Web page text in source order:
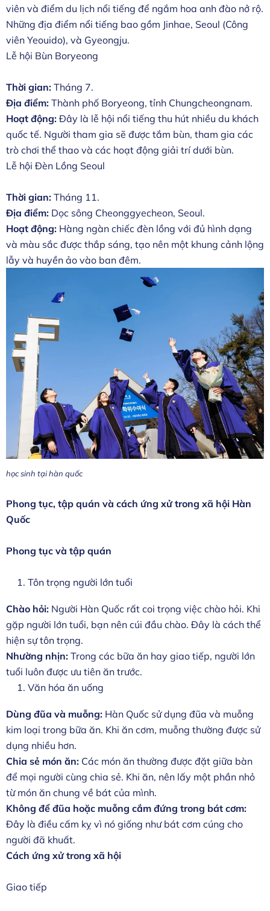
viên và điểm du lịch nổi tiếng để ngắm hoa anh đào nở rộ.
Những địa điểm nổi tiếng bao gồm Jinhae, Seoul (Công
viên Yeouido), và Gyeongju.
Lễ hội Bùn Boryeong
Thời gian: Tháng 7.
Địa điểm: Thành phố Boryeong, tỉnh Chungcheongnam.
Hoạt động: Đây là lễ hội nổi tiếng thu hút nhiều du khách
quốc tế. Người tham gia sẽ được tắm bùn, tham gia các
trò chơi thể thao và các hoạt động giải trí dưới bùn.
Lễ hội Đèn Lồng Seoul
Thời gian: Tháng 11.
Địa điểm: Dọc sông Cheonggyecheon, Seoul.
Hoạt động: Hàng ngàn chiếc đèn lồng với đủ hình dạng
và màu sắc được thắp sáng, tạo nên một khung cảnh lộng
lẫy và huyền ảo vào ban đêm.
học sinh tại hàn quốc
Phong tục, tập quán và cách ứng xử trong xã hội Hàn
Quốc
Phong tục và tập quán
Tôn trọng người lớn tuổi
Chào hỏi: Người Hàn Quốc rất coi trọng việc chào hỏi. Khi
gặp người lớn tuổi, bạn nên cúi đầu chào. Đây là cách thể
hiện sự tôn trọng.
Nhường nhịn: Trong các bữa ăn hay giao tiếp, người lớn
tuổi luôn được ưu tiên ăn trước.
Văn hóa ăn uống
Dùng đũa và muỗng: Hàn Quốc sử dụng đũa và muỗng
kim loại trong bữa ăn. Khi ăn cơm, muỗng thường được sử
dụng nhiều hơn.
Chia sẻ món ăn: Các món ăn thường được đặt giữa bàn
để mọi người cùng chia sẻ. Khi ăn, nên lấy một phần nhỏ
từ món ăn chung về bát của mình.
Không để đũa hoặc muỗng cắm đứng trong bát cơm:
Đây là điều cấm kỵ vì nó giống như bát cơm cúng cho
người đã khuất.
Cách ứng xử trong xã hội
Giao tiếp